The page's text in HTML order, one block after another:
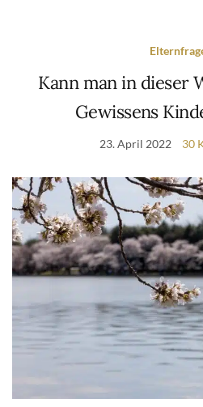
Kann man in dieser
Gewissens
23. April 2022 30